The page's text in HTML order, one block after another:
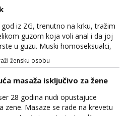
iz ZG, trenutno na krku, tražim
guzom koja voli anal i da joj
u guzu. Muski homoseksualci,
odjebite, ne zanimate me. Bilo
opcenito (gotovina) ili
paysafecard, bonovi) ne
Javit se prvo porukom na
žensku osobu
masaža isključivo za žene
28 godina nudi opustajuce
zene. Masaze se rade na krevetu